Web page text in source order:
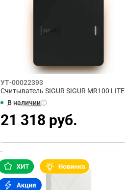
УТ-00022393
Считыватель SIGUR SIGUR MR100 LITE
В наличии
21 318 руб.